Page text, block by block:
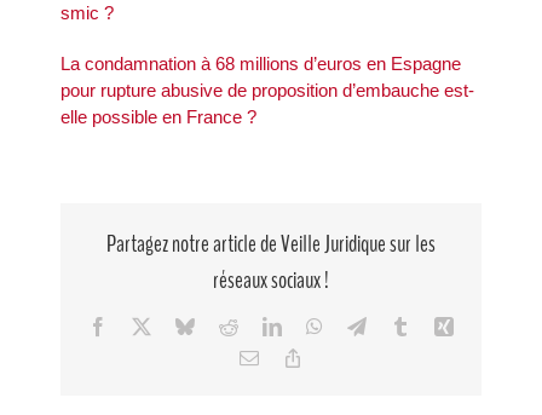
smic ?
La condamnation à 68 millions d’euros en Espagne
pour rupture abusive de proposition d’embauche est-
elle possible en France ?
Partagez notre article de Veille Juridique sur les
réseaux sociaux !
Facebook BlueskyRedditLinkedInWhatsApp
TelegramTumblrXing
Email